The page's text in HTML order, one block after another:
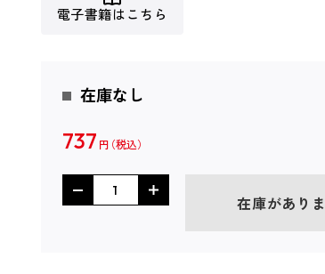
電子書籍はこちら
在庫なし
737 円
在庫があり